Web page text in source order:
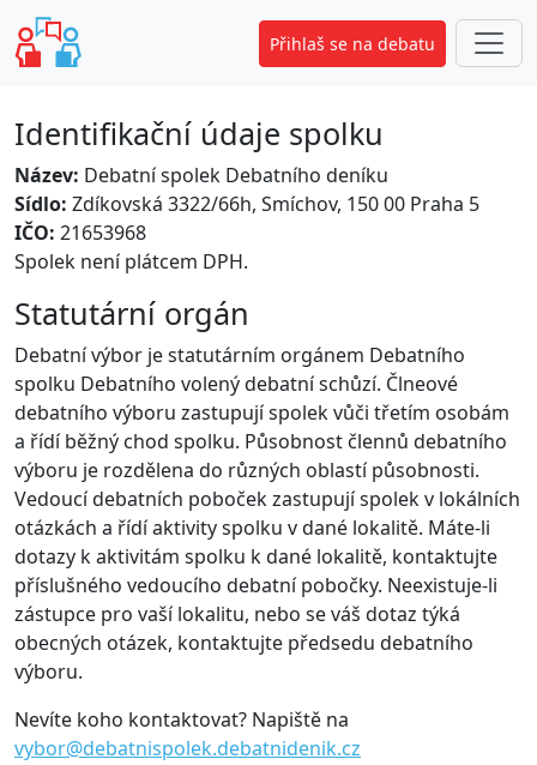
Přihlaš se na debatu
Identifikační údaje spolku
Název: Debatní spolek Debatního deníku
Sídlo: Zdíkovská 3322/66h, Smíchov, 150 00 Praha 5
IČO: 21653968
Spolek není plátcem DPH.
Statutární orgán
Debatní výbor je statutárním orgánem Debatního
spolku Debatního volený debatní schůzí. Člneové
debatního výboru zastupují spolek vůči třetím osobám
a řídí běžný chod spolku. Působnost člennů debatního
výboru je rozdělena do různých oblastí působnosti.
Vedoucí debatních poboček zastupují spolek v lokálních
otázkách a řídí aktivity spolku v dané lokalitě. Máte-li
dotazy k aktivitám spolku k dané lokalitě, kontaktujte
příslušného vedoucího debatní pobočky. Neexistuje-li
zástupce pro vaší lokalitu, nebo se váš dotaz týká
obecných otázek, kontaktujte předsedu debatního
výboru.
Nevíte koho kontaktovat? Napiště na
vybor@debatnispolek.debatnidenik.cz